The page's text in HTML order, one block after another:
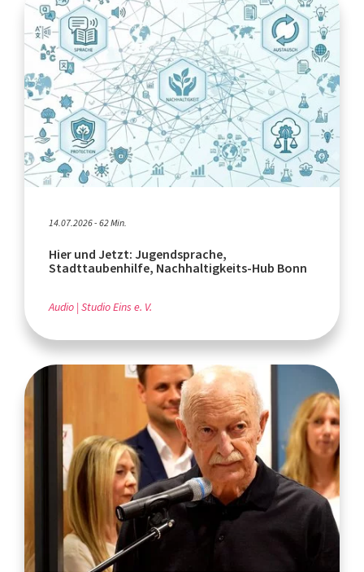
14.07.2026 - 62 Min.
Hier und Jetzt: Jugendsprache,
Stadttaubenhilfe, Nachhaltigkeits-Hub Bonn
Audio Studio Eins e. V.